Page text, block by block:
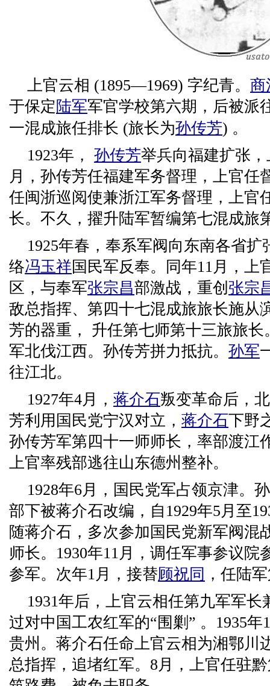
上官云相 (1895—1969) 字纪青。 商
于保定 陆军军官学校第六期，后被派
一混成旅任排长 (旅长为孙传芳) 。
1923年， 孙传芳举兵向福建扩张
月，孙传芳任福建军务督理，上官任
任闽浙巡阅使兼浙江军务督理，上官
长。不久，擢升陆军暂编第七混成旅
1925年春，奉系军阀向东南各省
络冯玉祥国民军反奉。同年11月，上
区，与奉军张宗昌部激战，重创 张宗
敌总指挥、第四十七混成旅旅长施从
芳的器重， 升任第七师第十三旅旅长
军北伐江西。孙传芳拼力抵抗。 孙军
往江北。
1927年4月， 蒋介石叛变革命后，
芳利用国民党宁汉对立， 蒋介石下野
孙传芳军第四十一师师长，率部渡江
上官率残部逃往山东德州整补。
1928年6月，国民党军占领京津。
部下被蒋介石改编，自1929年5月至
随蒋介石，多次参加国民党新军阀混
师长。1930年11月，调任军事参议院
参军。次年1月，接替顾祝同 ，任陆
1931年后，上官云相任第九军军
过对中国工农红军的“围剿” 。1935
贵州。蒋介石任命上官云相为湘鄂川
总指挥，追堵红军。8月，上官任驻